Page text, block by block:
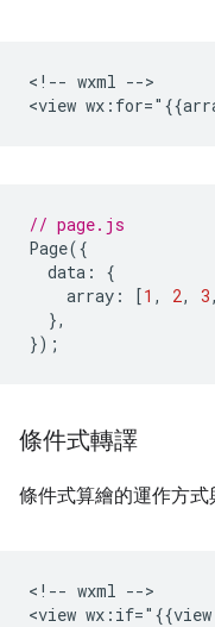
<!-- wxml -->
// page.js
Page({
data :
{
array : [1 , 2, 3,
},
});
條件式轉譯
條件式算繪的運作方式
<!-- wxml -->
<view